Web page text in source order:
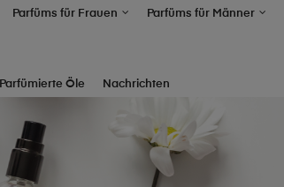
Parfüms für Frauen Parfüms für Männer
Parfümierte Öle Nachrichten